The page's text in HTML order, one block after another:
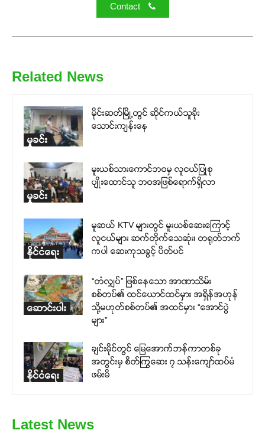
Contact
Related News
မှုခင်း
မိုင်းဆတ်မြို့တွင် ဆိုင်ကယ်သူခိုး
သောင်းကျန်းနေ
မှုခင်း
မူးယစ်သားကောင်ဘဝမှ လူငယ်ပြုစု
ပျိုးထောင်သူ ဘဝအဖြစ်ရောက်ရှိလာ
နိုင်ငံရေး
မူဆယ် KTV များတွင် မူးယစ်ဆေးကြောင့်
လူငယ်များ ဆက်တိုက်သေဆုံး၊ တရုတ်ဘက်
ကပါ ဆေးကုသခွင့် ပိတ်ပင်
ဆောင်းပါး
“တံလျှပ်” ဖြစ်နေသော အာဏာသိမ်း
စစ်တပ်၏ ထင်ယောင်ထင်မှား အရှိန်အဟုန်
သို့မဟုတ်စစ်တပ်၏ အထင်မှား “အောင်ပွဲ
များ”
နိုင်ငံရေး
ချင်းမိုင်တွင် မြေအောက်ဘန်ကာတစ်ခု
အတွင်းမှ စိတ်ကြွဆေး ၇ သန်းကျော်ထပ်မံ
ဖမ်းမိ
Latest News